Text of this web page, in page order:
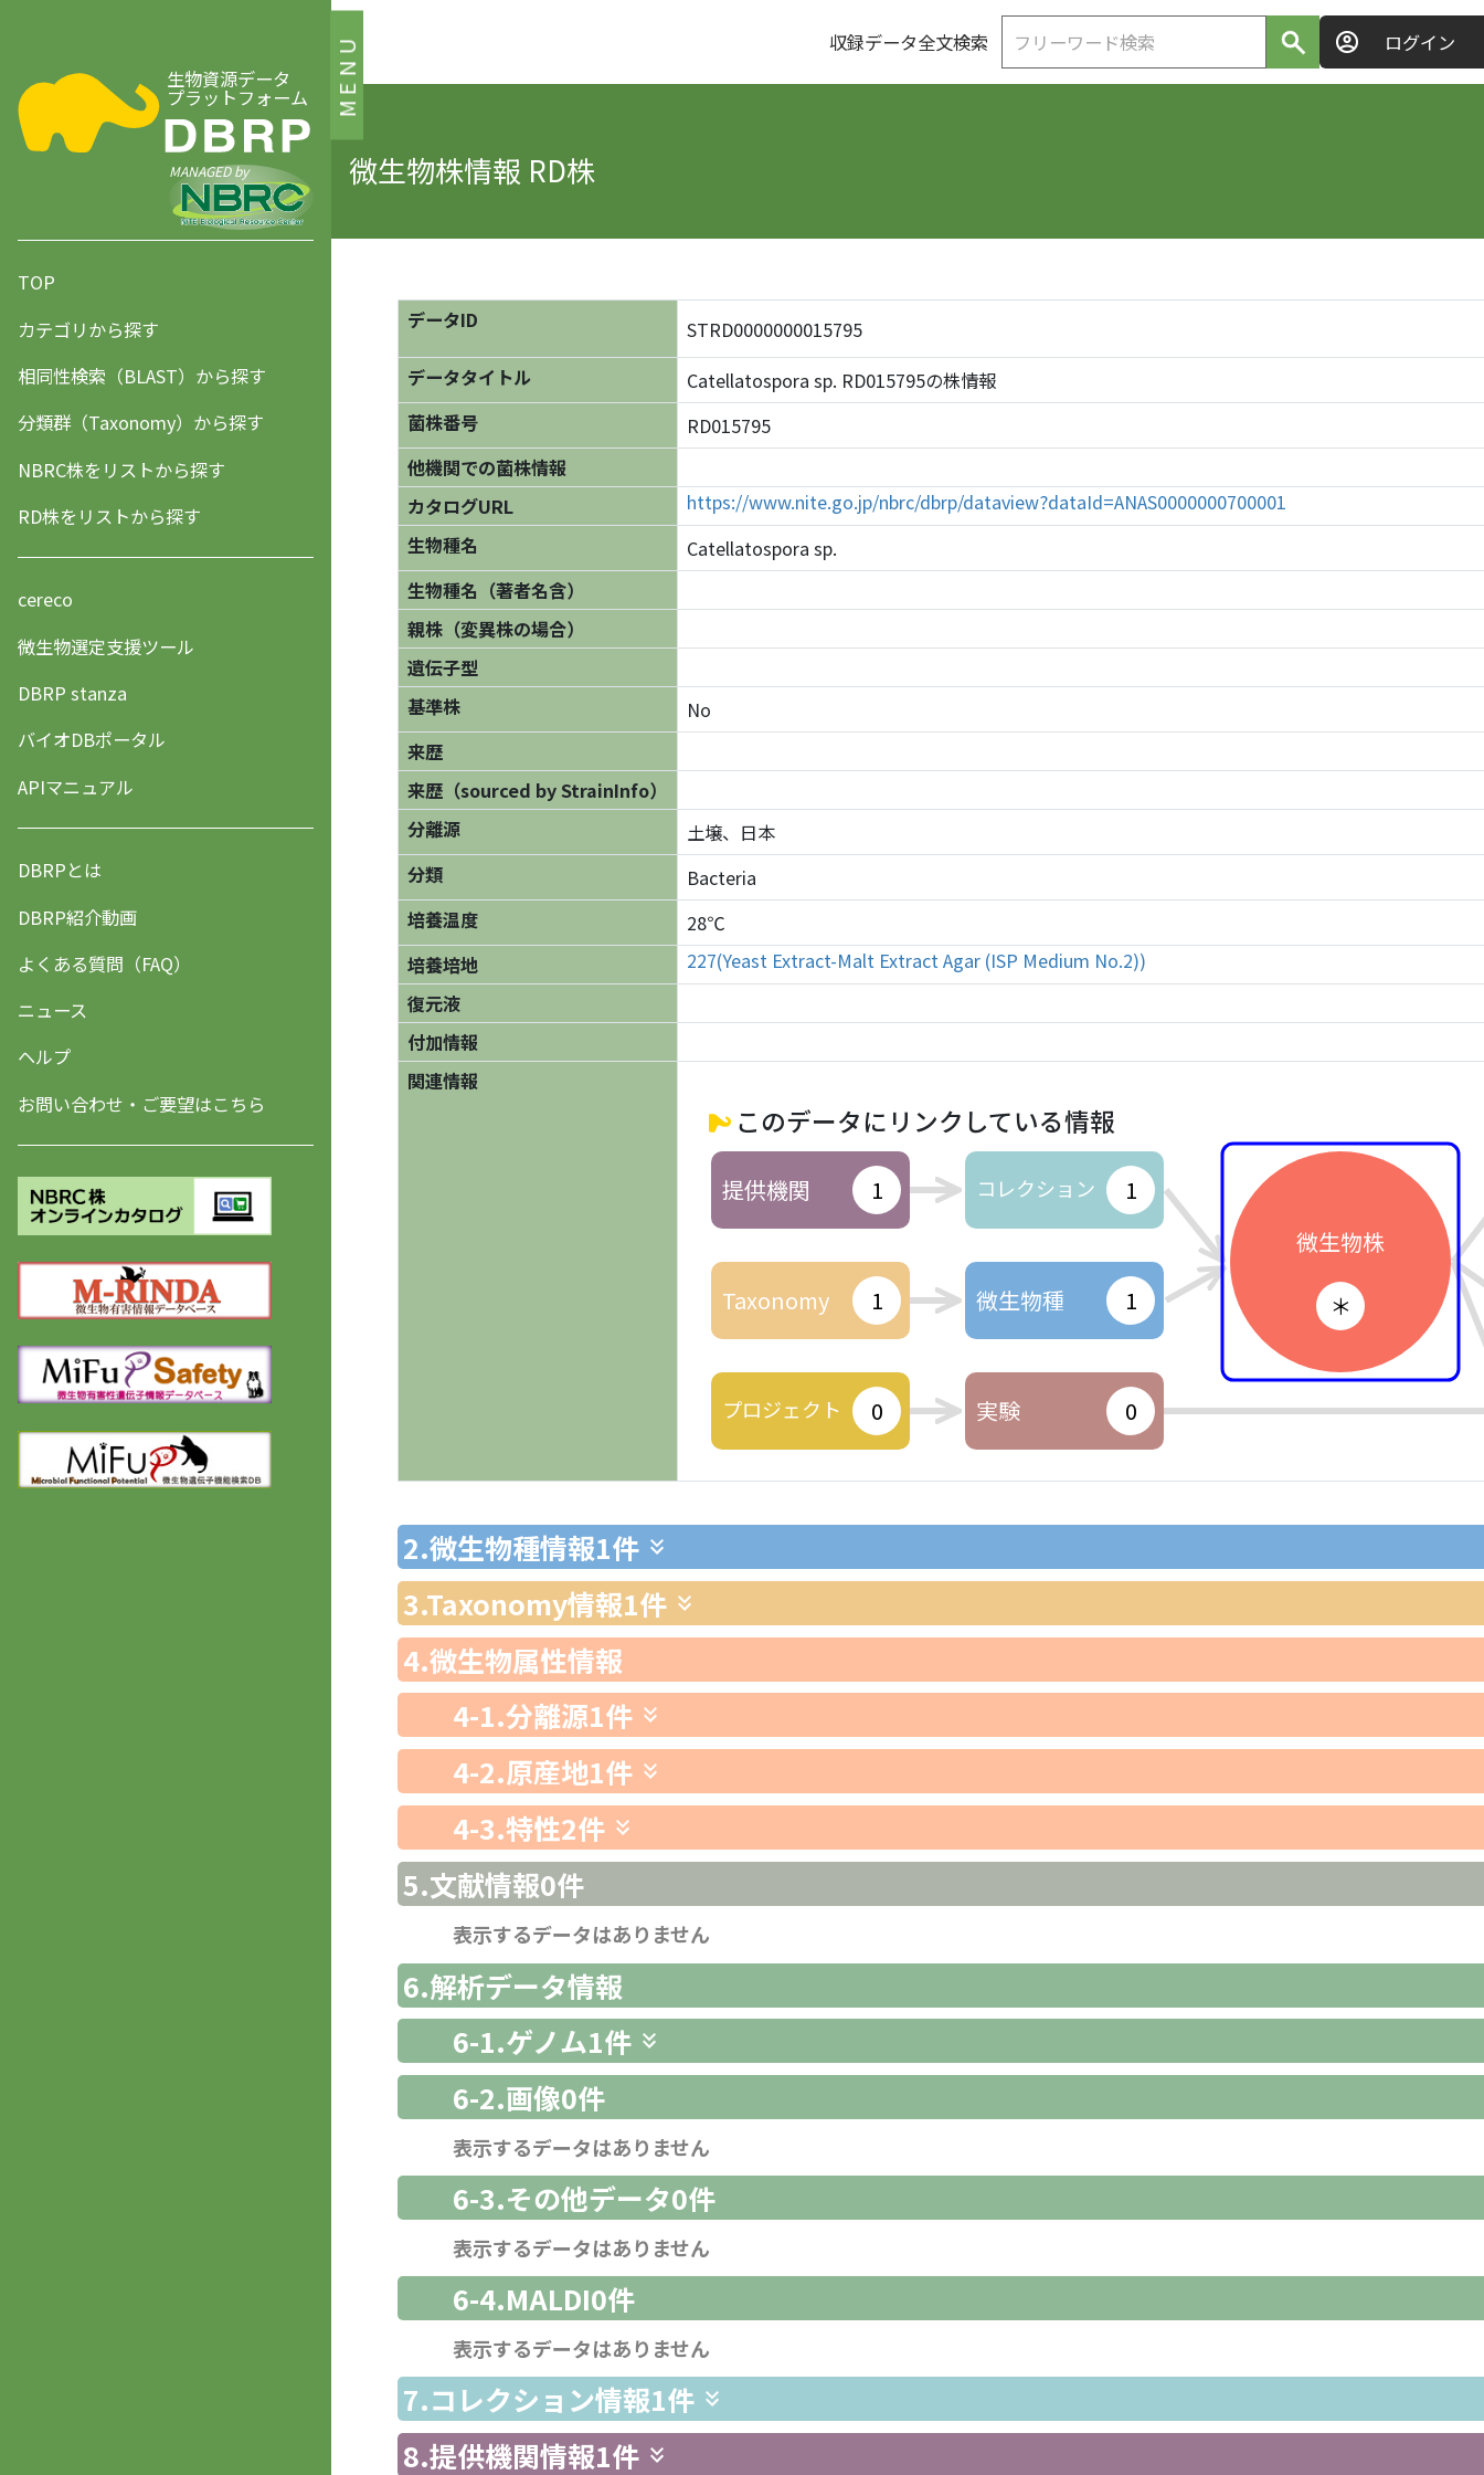
MENU
生物資源データ
プラットフォーム
MANAGED by
TOP
カテゴリから探す
相同性検索（BLAST）から探す
分類群（Taxonomy）から探す
NBRC株をリストから探す
RD株をリストから探す
cereco
微生物選定支援ツール
DBRP stanza
バイオDBポータル
APIマニュアル
DBRPとは
DBRP紹介動画
よくある質問（FAQ）
ニュース
ヘルプ
お問い合わせ・ご要望はこちら
収録データ全文検索 ログイン
微生物株情報 RD株
データID
STRD0000000015795
データタイトル
Catellatospora sp. RD015795の株情報
菌株番号
RD015795
他機関での菌株情報
カタログURL
https://www.nite.go.jp/nbrc/dbrp/dataview?dataId=ANAS0000000700001
生物種名
Catellatospora sp.
生物種名（著者名含）
親株（変異株の場合）
遺伝子型
基準株
No
来歴
来歴（sourced by StrainInfo）
分離源
土壌、日本
分類
Bacteria
培養温度
28℃
培養培地
227(Yeast Extract-Malt Extract Agar (ISP Medium No.2))
復元液
付加情報
関連情報
このデータにリンクしている情報
提供機関 1
Taxonomy 1
プロジェクト 0
コレクション 1
微生物種 1
実験 0
微生物株
＊
2.微生物種情報1件
3.Taxonomy情報1件
4.微生物属性情報
4-1.分離源1件
4-2.原産地1件
4-3.特性2件
5.文献情報0件
表示するデータはありません
6.解析データ情報
6-1.ゲノム1件
6-2.画像0件
表示するデータはありません
6-3.その他データ0件
表示するデータはありません
6-4.MALDI0件
表示するデータはありません
7.コレクション情報1件
8.提供機関情報1件